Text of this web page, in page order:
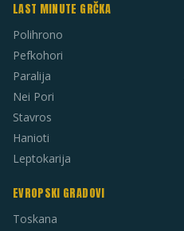
LAST MINUTE GRČKA
Polihrono
Pefkohori
Paralija
Nei Pori
Stavros
Hanioti
Leptokarija
EVROPSKI GRADOVI
Toskana